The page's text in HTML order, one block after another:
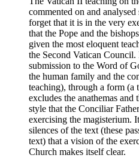
commented on and
forget that it is in the very
that the Pope and the
given the most eloquent
the Second Vatican
submission to the Word of
the human family and the
teaching), through a form (a
excludes the anathemas
style that the Conciliar
exercising the magisterium.
silences of the text (these
text) that a vision of the
Church makes itself clear.